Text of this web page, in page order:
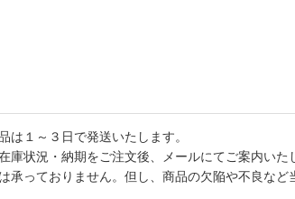
は１～３日で発送いたします。
庫状況・納期をご注文後、メールにてご案内いた
承っておりません。但し、商品の欠陥や不良な